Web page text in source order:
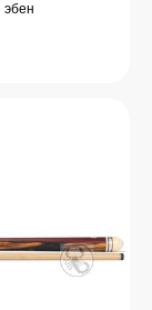
эбен